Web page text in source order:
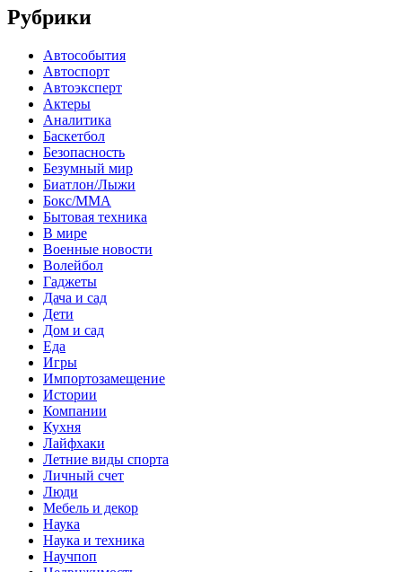
Рубрики
Автособытия
Автоспорт
Автоэксперт
Актеры
Аналитика
Баскетбол
Безопасность
Безумный мир
Биатлон/Лыжи
Бокс/MMA
Бытовая техника
В мире
Военные новости
Волейбол
Гаджеты
Дача и сад
Дети
Дом и сад
Еда
Игры
Импортозамещение
Истории
Компании
Кухня
Лайфхаки
Летние виды спорта
Личный счет
Люди
Мебель и декор
Наука
Наука и техника
Научпоп